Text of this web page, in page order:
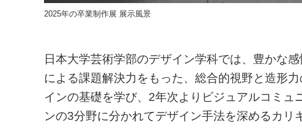
2025年の卒業制作展 展示風景
日本大学芸術学部のデザイン学科では、豊かな
による課題解決力をもった、総合的視野と造形
インの基礎を学び、2年次よりビジュアルコミ
ンの3分野に分かれてデザイン手法を深めるカリ